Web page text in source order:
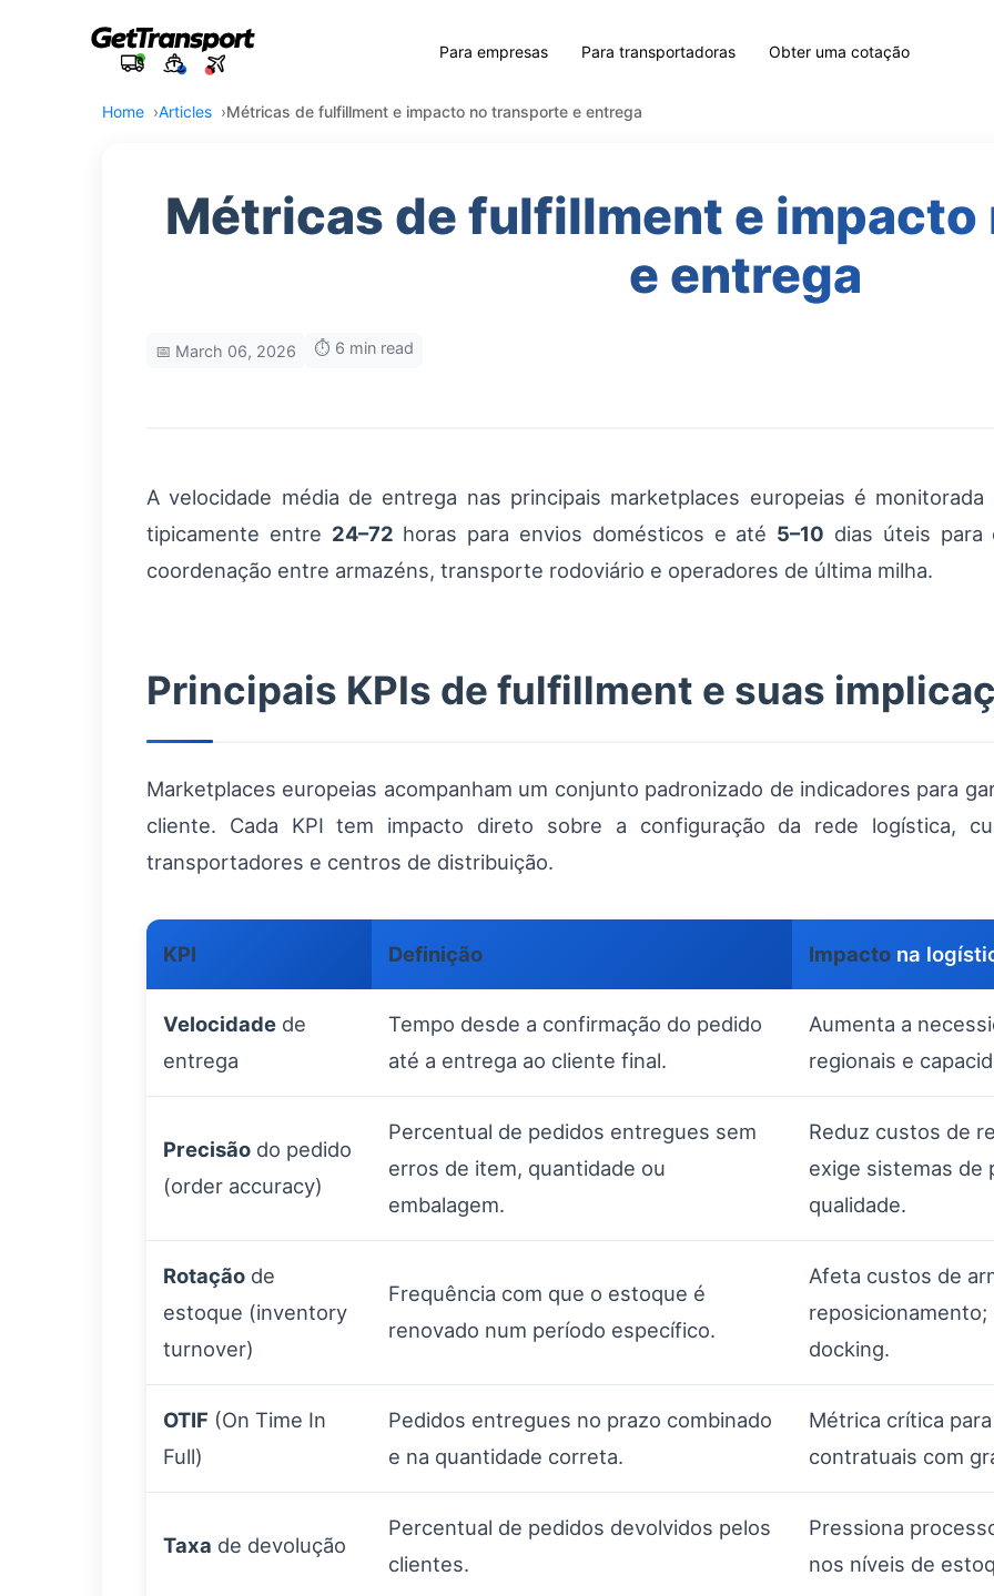
Para empresas Para transportadoras Obter uma cotação
Home Articles Métricas de fulfillment e impacto no transporte e entrega
Métricas de fulfillment e
e entrega
📅 March 06, 2026 ⏱️ 6 min read
A velocidade média de entrega nas principais marketplaces europeias é
tipicamente entre 24–72 horas para envios domésticos e até 5–10 dias úteis para
coordenação entre armazéns, transporte rodoviário e operadores de última milha.
Principais KPIs de fulfillment e suas
Marketplaces europeias acompanham um conjunto padronizado de indicadores para
cliente. Cada KPI tem impacto direto sobre a configuração da rede logística,
transportadores e centros de distribuição.
KPI Definição Impacto na
Velocidade de
entrega
Tempo desde a confirmação do pedido
até a entrega ao cliente final.
Aumenta a
regionais e
Precisão do pedido
(order accuracy)
Percentual de pedidos entregues sem
erros de item, quantidade ou
embalagem.
Reduz custos de
exige sistemas de
qualidade.
Rotação de
estoque (inventory
turnover)
Frequência com que o estoque é
renovado num período específico.
Afeta custos de
docking.
OTIF (On Time In
Full)
Pedidos entregues no prazo combinado
e na quantidade correta.
Métrica crítica
contratuais com
Taxa de devolução
Percentual de pedidos devolvidos pelos
clientes.
Pressiona
nos níveis de